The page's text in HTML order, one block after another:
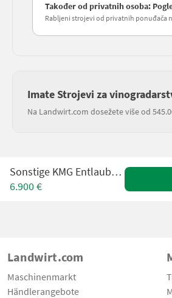
Također od privatnih osoba:
Rabljeni strojevi od privatnih ponuđača
Imate Strojevi za
Na Landwirt.com dosežete više od
Sonstige KMG Entlauber 500R
6.900 €
Landwirt.com
Maschinenmarkt
Händlerangebote